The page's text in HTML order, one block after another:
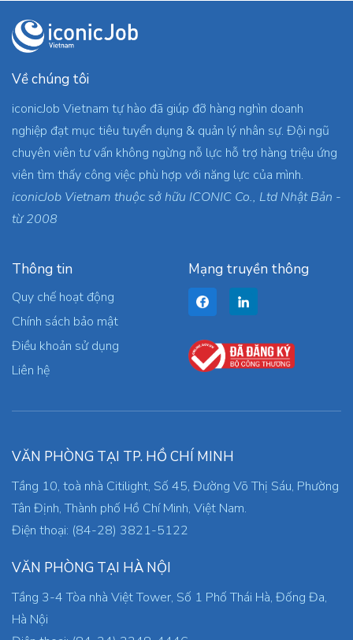
Về chúng tôi
iconicJob Vietnam tự hào đã giúp đỡ hàng nghìn doanh
nghiệp đạt mục tiêu tuyển dụng & quản lý nhân sự. Đội ngũ
chuyên viên tư vấn không ngừng nỗ lực hỗ trợ hàng triệu ứng
viên tìm thấy công việc phù hợp với năng lực của mình.
iconicJob Vietnam thuộc sở hữu ICONIC Co., Ltd Nhật Bản -
từ 2008
Thông tin
Quy chế hoạt động
Chính sách bảo mật
Điều khoản sử dụng
Liên hệ
Mạng truyền thông
VĂN PHÒNG TẠI TP. HỒ CHÍ MINH
Tầng 10, toà nhà Citilight, Số 45, Đường Võ Thị Sáu, Phường
Tân Định, Thành phố Hồ Chí Minh, Việt Nam.
Điện thoại: (84-28) 3821-5122
VĂN PHÒNG TẠI HÀ NỘI
Tầng 3-4 Tòa nhà Việt Tower, Số 1 Phố Thái Hà, Đống Đa,
Hà Nội